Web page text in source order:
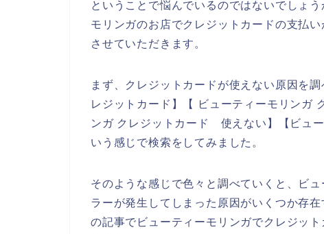
ということで悩んでいるのではないでしょ
モリンガのお店でクレジットカードの支払
させていただきます。
まず、クレジットカードが使えない原因を
レジットカード】【 ビューティーモリンガ
ンガ クレジットカード 使えない】【ビュ
いう感じで検索をしてみました。
そのような感じで色々と調べていくと、ビ
ラーが発生してしまった原因がいくつか存
の記事でビューティーモリンガでクレジッ